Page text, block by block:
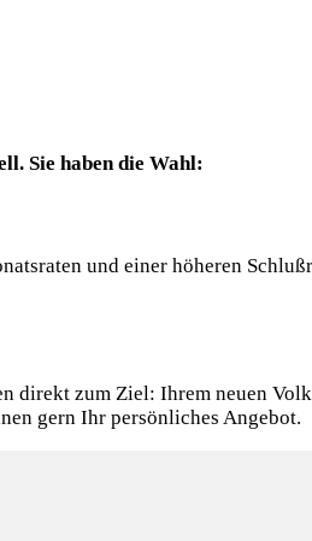
Sie haben die Wahl:
und einer höheren
direkt zum Ziel: Ihrem neuen
gern Ihr persönliches Angebot.